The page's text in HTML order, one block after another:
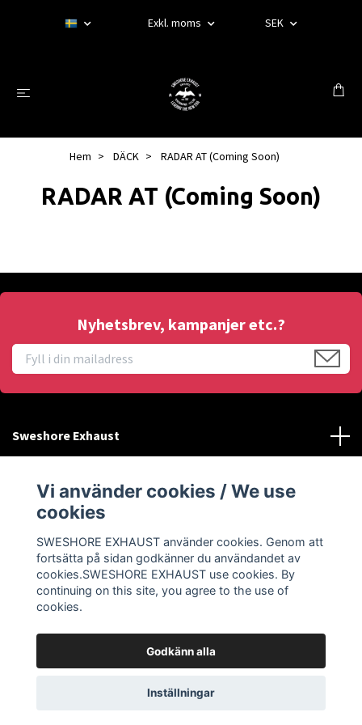
Exkl. moms SEK
Hem DÄCK RADAR AT (Coming Soon)
RADAR AT (Coming Soon)
Nyhetsbrev, kampanjer etc.?
Sweshore Exhaust
Behöver du hjälp?
Sociala medier
© 2026 SWESHORE EXHAUST
Vi använder cookies / We use
cookies
SWESHORE EXHAUST använder cookies. Genom att
fortsätta på sidan godkänner du användandet av
cookies.SWESHORE EXHAUST use cookies. By
continuing on this site, you agree to the use of
cookies.
Godkänn alla
Inställningar